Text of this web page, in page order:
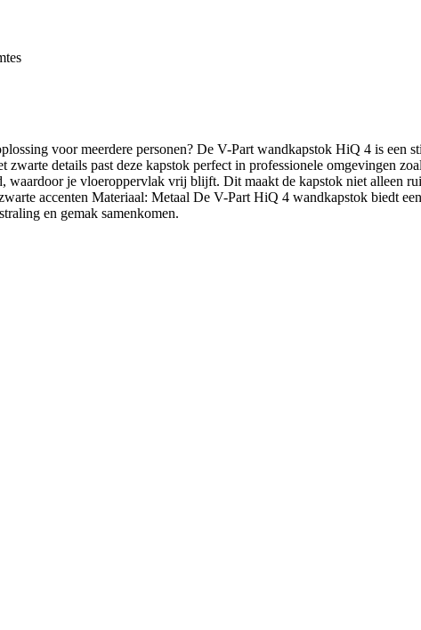
voor meerdere personen? De V-Part wandkapstok HiQ 4 is
details past deze kapstok perfect in professionele omgevingen
waardoor je vloeroppervlak vrij blijft. Dit maakt de kapstok niet alleen
accenten Materiaal: Metaal De V-Part HiQ 4 wandkapstok biedt
en gemak samenkomen.